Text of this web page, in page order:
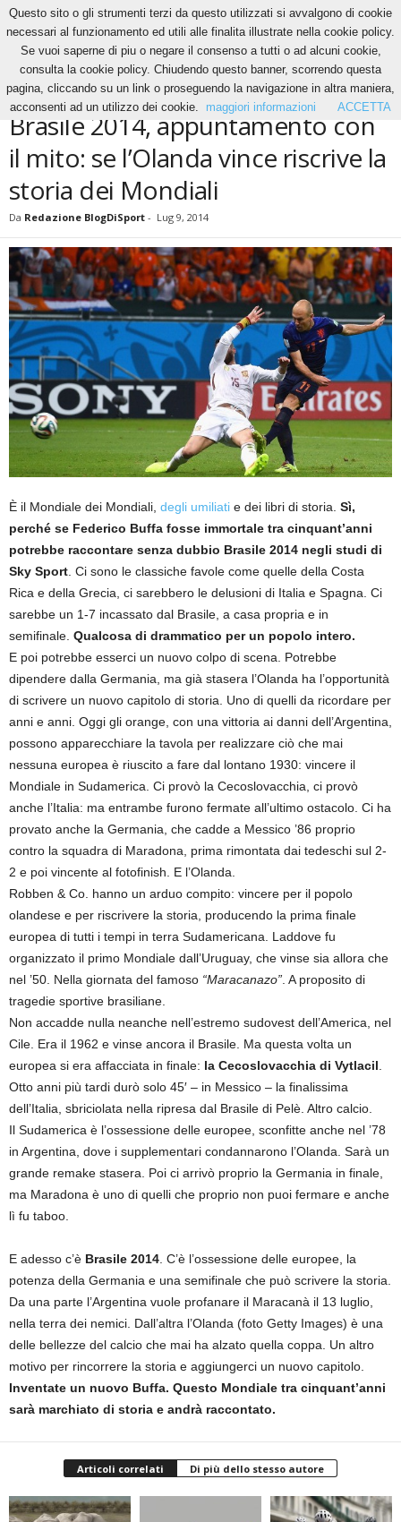
News
Brasile 2014, appuntamento con il mito: se l’Olanda vince riscrive la
storia...
NEWS
Brasile 2014, appuntamento con
il mito: se l’Olanda vince riscrive la
storia dei Mondiali
Da Redazione BlogDiSport - Lug 9, 2014
È il Mondiale dei Mondiali, degli umiliati e dei libri di storia. Sì,
perché se Federico Buffa fosse immortale tra cinquant’anni
potrebbe raccontare senza dubbio Brasile 2014 negli studi di
Sky Sport. Ci sono le classiche favole come quelle della Costa
Rica e della Grecia, ci sarebbero le delusioni di Italia e Spagna. Ci
sarebbe un 1-7 incassato dal Brasile, a casa propria e in
semifinale. Qualcosa di drammatico per un popolo intero.
E poi potrebbe esserci un nuovo colpo di scena. Potrebbe
dipendere dalla Germania, ma già stasera l’Olanda ha l’opportunità
di scrivere un nuovo capitolo di storia. Uno di quelli da ricordare per
anni e anni. Oggi gli orange, con una vittoria ai danni dell’Argentina,
possono apparecchiare la tavola per realizzare ciò che mai
nessuna europea è riuscito a fare dal lontano 1930: vincere il
Mondiale in Sudamerica. Ci provò la Cecoslovacchia, ci provò
anche l’Italia: ma entrambe furono fermate all’ultimo ostacolo. Ci ha
provato anche la Germania, che cadde a Messico ’86 proprio
contro la squadra di Maradona, prima rimontata dai tedeschi sul 2-
2 e poi vincente al fotofinish. E l’Olanda.
Robben & Co. hanno un arduo compito: vincere per il popolo
olandese e per riscrivere la storia, producendo la prima finale
europea di tutti i tempi in terra Sudamericana. Laddove fu
organizzato il primo Mondiale dall’Uruguay, che vinse sia allora che
nel ’50. Nella giornata del famoso “Maracanazo”. A proposito di
tragedie sportive brasiliane.
Non accadde nulla neanche nell’estremo sudovest dell’America, nel
Cile. Era il 1962 e vinse ancora il Brasile. Ma questa volta un
europea si era affacciata in finale: la Cecoslovacchia di Vytlacil.
Otto anni più tardi durò solo 45′ – in Messico – la finalissima
dell’Italia, sbriciolata nella ripresa dal Brasile di Pelè. Altro calcio.
Il Sudamerica è l’ossessione delle europee, sconfitte anche nel ’78
in Argentina, dove i supplementari condannarono l’Olanda. Sarà un
grande remake stasera. Poi ci arrivò proprio la Germania in finale,
ma Maradona è uno di quelli che proprio non puoi fermare e anche
lì fu taboo.
E adesso c’è Brasile 2014. C’è l’ossessione delle europee, la
potenza della Germania e una semifinale che può scrivere la storia.
Da una parte l’Argentina vuole profanare il Maracanà il 13 luglio,
nella terra dei nemici. Dall’altra l’Olanda (foto Getty Images) è una
delle bellezze del calcio che mai ha alzato quella coppa. Un altro
motivo per rincorrere la storia e aggiungerci un nuovo capitolo.
Inventate un nuovo Buffa. Questo Mondiale tra cinquant’anni
sarà marchiato di storia e andrà raccontato.
Articoli correlati Di più dello stesso autore
Questo sito o gli strumenti terzi da questo utilizzati si avvalgono di cookie
necessari al funzionamento ed utili alle finalita illustrate nella cookie policy.
Se vuoi saperne di piu o negare il consenso a tutti o ad alcuni cookie,
consulta la cookie policy. Chiudendo questo banner, scorrendo questa
pagina, cliccando su un link o proseguendo la navigazione in altra maniera,
acconsenti ad un utilizzo dei cookie.
maggiori informazioni ACCETTA